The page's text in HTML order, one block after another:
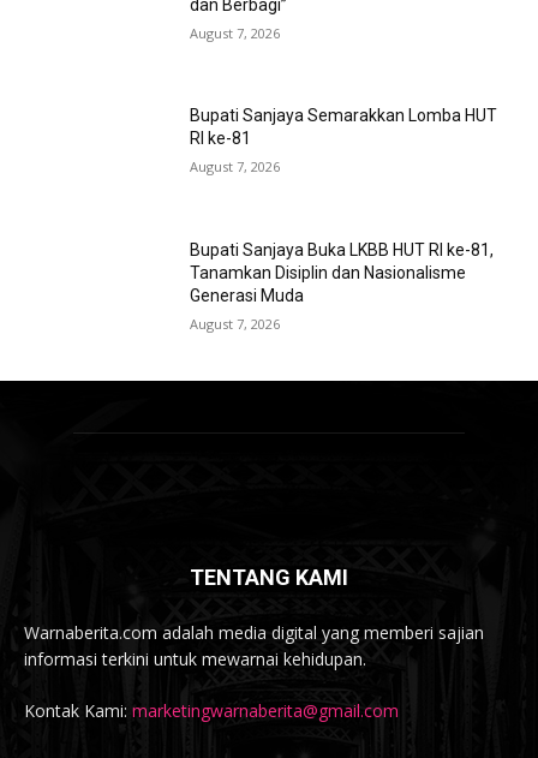
dan Berbagi”
August 7, 2026
Bupati Sanjaya Semarakkan Lomba HUT
RI ke-81
August 7, 2026
Bupati Sanjaya Buka LKBB HUT RI ke-81,
Tanamkan Disiplin dan Nasionalisme
Generasi Muda
August 7, 2026
TENTANG KAMI
Warnaberita.com adalah media digital yang memberi sajian
informasi terkini untuk mewarnai kehidupan.
Kontak Kami: marketingwarnaberita@gmail.com